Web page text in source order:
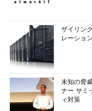
ザイリン
レーショ
未知の脅
ナー サミ
ィ対策